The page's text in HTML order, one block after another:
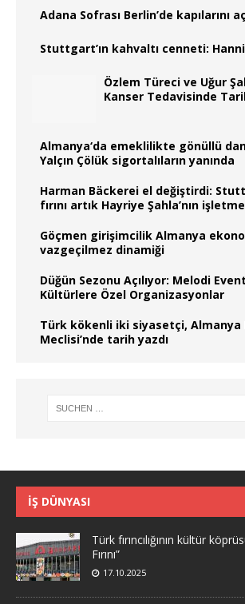
Adana Sofrası Berlin’de kapılarını
Stuttgart’ın kahvaltı cenneti:
Özlem Türeci ve Uğur
Kanser Tedavisinde
Almanya‘da emeklilikte gönüllü
Yalçın Çölük sigortalıların yanında
Harman Bäckerei el değiştirdi:
fırını artık Hayriye Şahla’nın
Göçmen girişimcilik Almanya
vazgeçilmez dinamiği
Düğün Sezonu Açılıyor: Melodi
Kültürlere Özel Organizasyonlar
Türk kökenli iki siyasetçi, Almanya
Meclisi’nde tarih yazdı
İŞ DÜNYASI
Türk fırıncılığının kültür
Fırını”
17.10.2025